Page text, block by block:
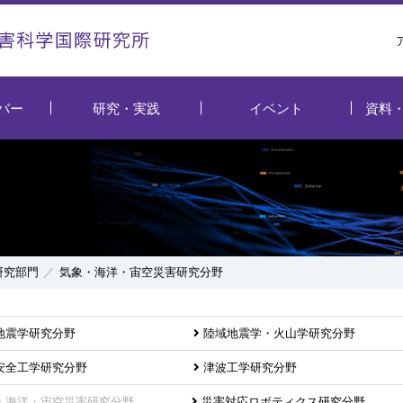
ー 研究・実践 イベント 資料
究部門 気象・海洋・宙空災害研究分野
震学研究分野 陸域地震学・火山学研究分野
全工学研究分野 津波工学研究分野